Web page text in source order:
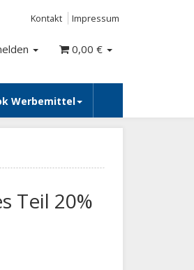
Kontakt Impressum
0,00 €
Werbemittel
Teil 20%